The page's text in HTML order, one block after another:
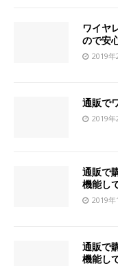
ワイヤ
ので安
2019年
通販で
2019年
通販で
機能し
2019年
通販で
機能し